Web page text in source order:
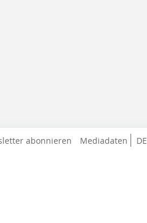
DE
abonnieren Mediadaten